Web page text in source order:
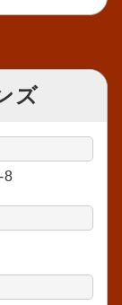
ズ
8